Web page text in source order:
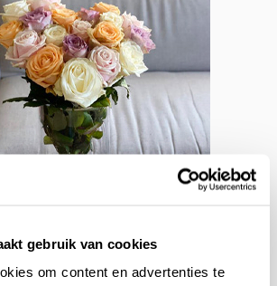
gebruik van cookies
om content en advertenties te